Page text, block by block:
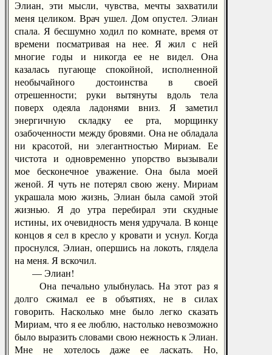
Элиан, эти мысли, чувства, мечты захватили
меня целиком. Врач ушел. Дом опустел. Элиан
спала. Я бесшумно ходил по комнате, время от
времени посматривая на нее. Я жил с ней
многие годы и никогда ее не видел. Она
казалась пугающе спокойной, исполненной
необычайного достоинства в своей
отрешенности; руки вытянуты вдоль тела
поверх одеяла ладонями вниз. Я заметил
энергичную складку ее рта, морщинку
озабоченности между бровями. Она не обладала
ни красотой, ни элегантностью Мириам. Ее
чистота и одновременно упорство вызывали
мое бесконечное уважение. Она была моей
женой. Я чуть не потерял свою жену. Мириам
украшала мою жизнь, Элиан была самой этой
жизнью. Я до утра перебирал эти скудные
истины, их очевидность меня удручала. В конце
концов я сел в кресло у кровати и уснул. Когда
проснулся, Элиан, опершись на локоть, глядела
на меня. Я вскочил.
— Элиан!
Она печально улыбнулась. На этот раз я
долго сжимал ее в объятиях, не в силах
говорить. Насколько мне было легко сказать
Мириам, что я ее люблю, настолько невозможно
было выразить словами свою нежность к Элиан.
Мне не хотелось даже ее ласкать. Но,